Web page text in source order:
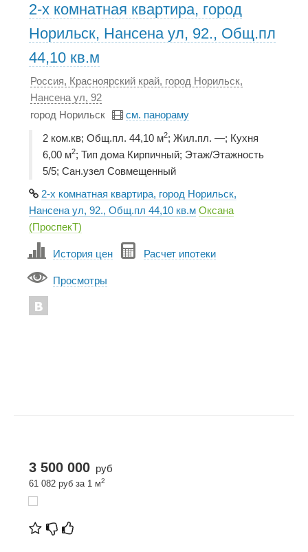
2-х комнатная квартира, город
Норильск, Нансена ул, 92., Общ.пл
44,10 кв.м
Россия, Красноярский край, город Норильск,
Нансена ул, 92
город Норильск
см. панораму
2 ком.кв; Общ.пл. 44,10 м2; Жил.пл. —; Кухня
6,00 м2; Тип дома Кирпичный; Этаж/Этажность
5/5; Сан.узел Совмещенный
2-х комнатная квартира, город Норильск,
Нансена ул, 92., Общ.пл 44,10 кв.м Оксана
(ПроспекТ)
История цен Расчет ипотеки
Просмотры
3 500 000 руб
61 082 руб за 1 м2